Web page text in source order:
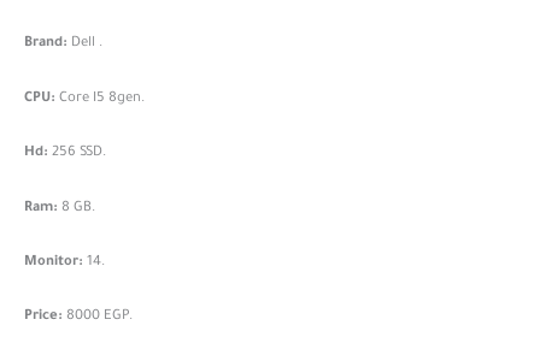
Brand: Dell .
CPU: Core I5 8gen.
Hd: 256 SSD.
Ram: 8 GB.
Monitor: 14.
Price: 8000 EGP.